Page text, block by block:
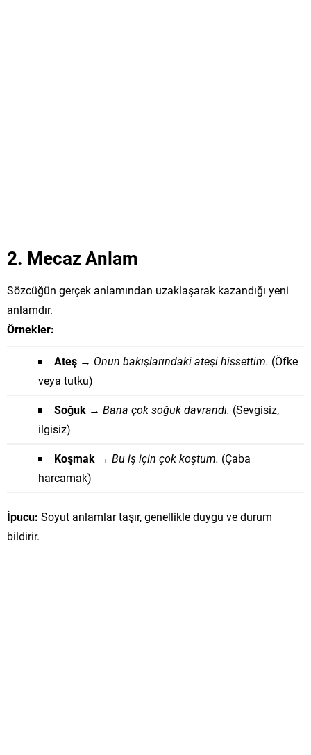
2. Mecaz Anlam
Sözcüğün gerçek anlamından uzaklaşarak kazandığı yeni
anlamdır.
Örnekler:
Ateş → Onun bakışlarındaki ateşi hissettim. (Öfke
veya tutku)
Soğuk → Bana çok soğuk davrandı. (Sevgisiz,
ilgisiz)
Koşmak → Bu iş için çok koştum. (Çaba
harcamak)
İpucu: Soyut anlamlar taşır, genellikle duygu ve durum
bildirir.